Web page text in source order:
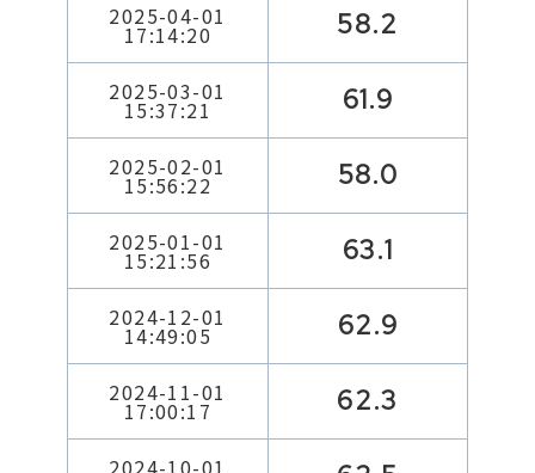
2025-04-01
17:14:20 58.2
2025-03-01
15:37:21 61.9
2025-02-01
15:56:22 58.0
2025-01-01
15:21:56 63.1
2024-12-01
14:49:05 62.9
2024-11-01
17:00:17 62.3
2024-10-01